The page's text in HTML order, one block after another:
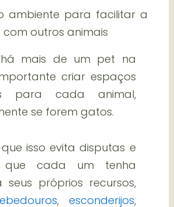
ambiente para facilitar a
com outros animais
mais de um pet na
criar espaços
para cada animal,
se forem gatos.
isso evita disputas e
que cada um tenha
seus próprios recursos,
, esconderijos,